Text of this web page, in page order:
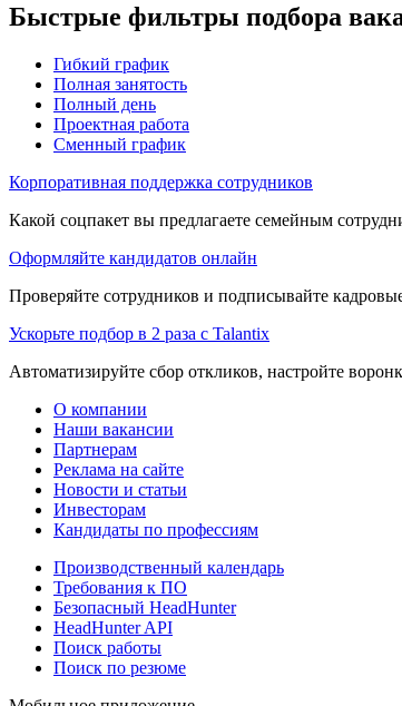
Быстрые фильтры подбора
Гибкий график
Полная занятость
Полный день
Проектная работа
Сменный график
Корпоративная поддержка сотрудников
Какой соцпакет вы предлагаете семейным
Оформляйте кандидатов онлайн
Проверяйте сотрудников и подписывайте
Ускорьте подбор в 2 раза с Talantix
Автоматизируйте сбор откликов, настройте
О компании
Наши вакансии
Партнерам
Реклама на сайте
Новости и статьи
Инвесторам
Кандидаты по профессиям
Производственный календарь
Требования к ПО
Безопасный HeadHunter
HeadHunter API
Поиск работы
Поиск по резюме